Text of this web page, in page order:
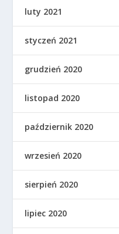
luty 2021
styczeń 2021
grudzień 2020
listopad 2020
październik 2020
wrzesień 2020
sierpień 2020
lipiec 2020